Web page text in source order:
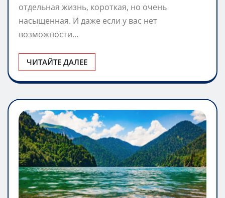
отдельная жизнь, короткая, но очень
насыщенная. И даже если у вас нет
возможности…
ЧИТАЙТЕ ДАЛЕЕ